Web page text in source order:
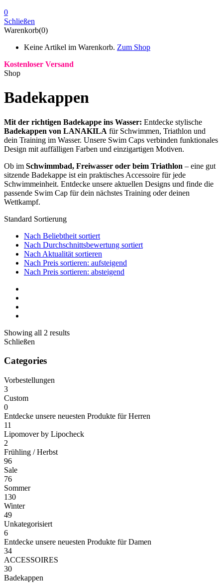
0
Schließen
Warenkorb(0)
Keine Artikel im Warenkorb. Zum Shop
Kostenloser Versand
Shop
Badekappen
Mit der richtigen Badekappe ins Wasser: Entdecke stylische
Badekappen von LANAKILA für Schwimmen, Triathlon und
dein Training im Wasser. Unsere Swim Caps verbinden funktionales
Design mit auffälligen Farben und einzigartigen Motiven.
Ob im Schwimmbad, Freiwasser oder beim Triathlon – eine gut
sitzende Badekappe ist ein praktisches Accessoire für jede
Schwimmeinheit. Entdecke unsere aktuellen Designs und finde die
passende Swim Cap für dein nächstes Training oder deinen
Wettkampf.
Standard Sortierung
Nach Beliebtheit sortiert
Nach Durchschnittsbewertung sortiert
Nach Aktualität sortieren
Nach Preis sortieren: aufsteigend
Nach Preis sortieren: absteigend
Showing all 2 results
Schließen
Categories
Vorbestellungen
3
Custom
0
Entdecke unsere neuesten Produkte für Herren
11
Lipomover by Lipocheck
2
Frühling / Herbst
96
Sale
76
Sommer
130
Winter
49
Unkategorisiert
6
Entdecke unsere neuesten Produkte für Damen
34
ACCESSOIRES
30
Badekappen